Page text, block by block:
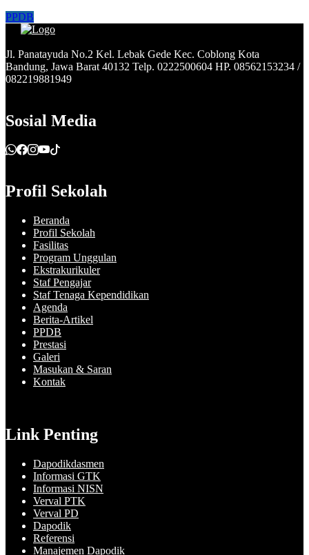
PPDB
Jl. Panatayuda No.2 Kel. Lebak Gede Kec. Coblong Kota
Bandung, Jawa Barat 40132 Telp. 0222500604 HP. 08562153234 /
082219881949
Sosial Media
Profil Sekolah
Beranda
Profil Sekolah
Fasilitas
Program Unggulan
Ekstrakurikuler
Staf Pengajar
Staf Tenaga Kependidikan
Agenda
Berita-Artikel
PPDB
Prestasi
Galeri
Masukan & Saran
Kontak
Link Penting
Dapodikdasmen
Informasi GTK
Informasi NISN
Verval PTK
Verval PD
Dapodik
Referensi
Manajemen Dapodik